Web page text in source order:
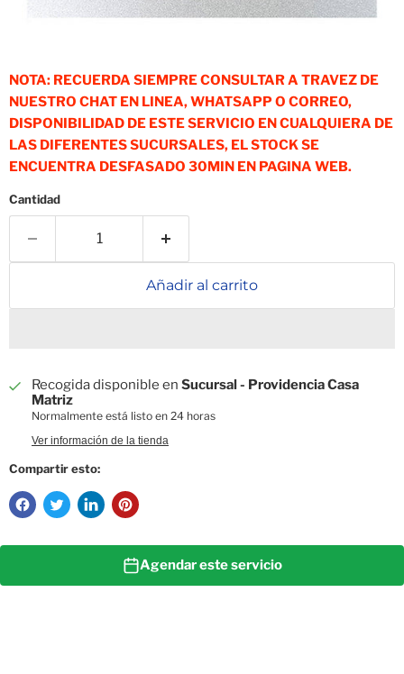
NOTA: RECUERDA SIEMPRE CONSULTAR A TRAVEZ DE
NUESTRO CHAT EN LINEA, WHATSAPP O CORREO,
DISPONIBILIDAD DE ESTE SERVICIO EN CUALQUIERA DE
LAS DIFERENTES SUCURSALES, EL STOCK SE
ENCUENTRA DESFASADO 30MIN EN PAGINA WEB.
Cantidad
Añadir al carrito
Recogida disponible en Sucursal - Providencia Casa
Matriz
Normalmente está listo en 24 horas
Ver información de la tienda
Compartir esto:
Agendar este servicio